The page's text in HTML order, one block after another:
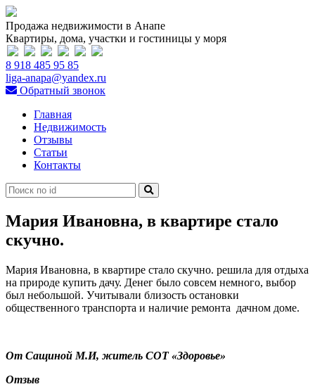
Продажа недвижимости в Анапе
Квартиры, дома, участки и гостиницы у моря
8 918 485 95 85
liga-anapa@yandex.ru
Обратный звонок
Главная
Недвижимость
Отзывы
Статьи
Контакты
Мария Ивановна, в квартире стало
скучно.
Мария Ивановна, в квартире стало скучно. решила для отдыха
на природе купить дачу. Денег было совсем немного, выбор
был небольшой. Учитывали близость остановки
общественного транспорта и наличие ремонта дачном доме.
От Сащиной М.И, житель СОТ «Здоровье»
Отзыв